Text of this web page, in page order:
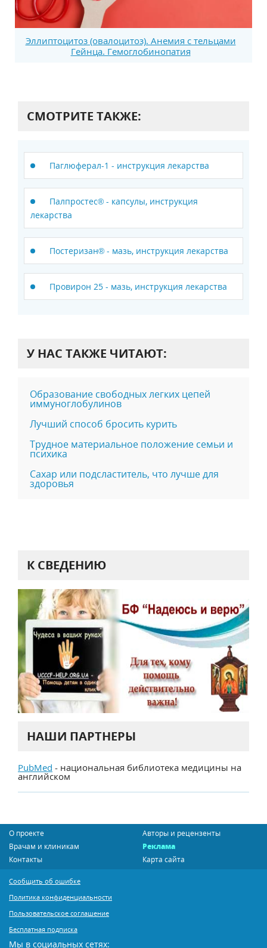
Эллиптоцитоз (овалоцитоз). Анемия с тельцами
Гейнца. Гемоглобинопатия
СМОТРИТЕ ТАКЖЕ:
Паглюферал-1 - инструкция лекарства
Палпростес® - капсулы, инструкция
лекарства
Постеризан® - мазь, инструкция лекарства
Провирон 25 - мазь, инструкция лекарства
У НАС ТАКЖЕ ЧИТАЮТ:
Образование свободных легких цепей
иммуноглобулинов
Лучший способ бросить курить
Трудное материальное положение семьи и
психика
Сахар или подсластитель, что лучше для
здоровья
К СВЕДЕНИЮ
НАШИ ПАРТНЕРЫ
PubMed - национальная библиотека медицины на
английском
О проекте
Авторы и рецензенты
Врачам и клиникам
Реклама
Контакты
Карта сайта
Сообщить об ошибке
Политика конфиденциальности
Пользовательское соглашение
Бесплатная подписка
Мы в социальных сетях: